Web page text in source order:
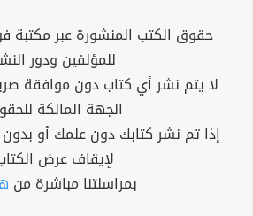
حقوق الكتب المنشورة عبر مكتبة
للمؤلفين ودور
لا يتم نشر أي كتاب دون موافقة
الجهة المالكة
إذا تم نشر كتابك دون علمك أو بدون
لإيقاف عرض
بمراسلتنا مباشرة من